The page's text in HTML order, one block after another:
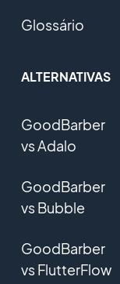
Glossário
ALTERNATIVAS
GoodBarber
vs Adalo
GoodBarber
vs Bubble
GoodBarber
vs FlutterFlow